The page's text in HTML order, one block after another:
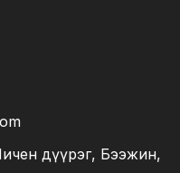
дүүрэг, Бээжин,